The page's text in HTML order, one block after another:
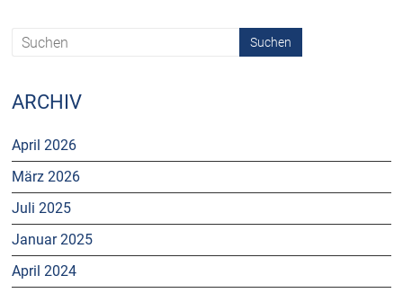
ARCHIV
April 2026
März 2026
Juli 2025
Januar 2025
April 2024